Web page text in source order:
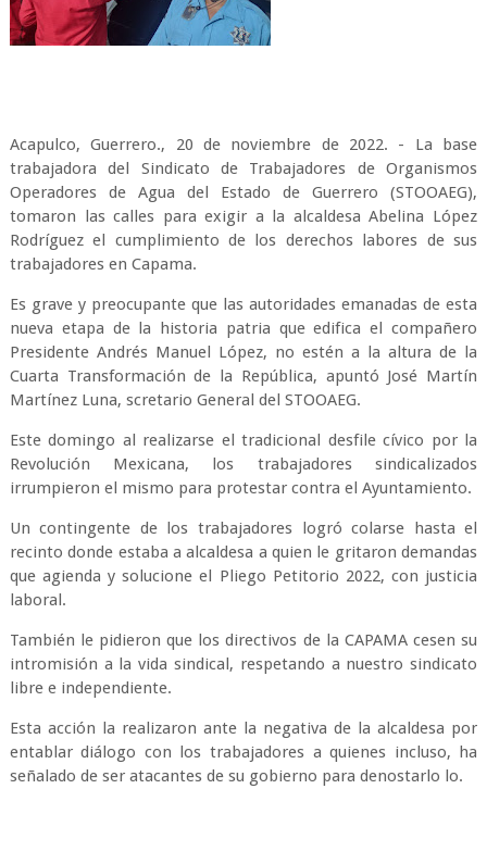
Acapulco, Guerrero., 20 de noviembre de 2022. - La base
trabajadora del Sindicato de Trabajadores de Organismos
Operadores de Agua del Estado de Guerrero (STOOAEG),
tomaron las calles para exigir a la alcaldesa Abelina López
Rodríguez el cumplimiento de los derechos labores de sus
trabajadores en Capama.
Es grave y preocupante que las autoridades emanadas de esta
nueva etapa de la historia patria que edifica el compañero
Presidente Andrés Manuel López, no estén a la altura de la
Cuarta Transformación de la República, apuntó José Martín
Martínez Luna, scretario General del STOOAEG.
Este domingo al realizarse el tradicional desfile cívico por la
Revolución Mexicana, los trabajadores sindicalizados
irrumpieron el mismo para protestar contra el Ayuntamiento.
Un contingente de los trabajadores logró colarse hasta el
recinto donde estaba a alcaldesa a quien le gritaron demandas
que agienda y solucione el Pliego Petitorio 2022, con justicia
laboral.
También le pidieron que los directivos de la CAPAMA cesen su
intromisión a la vida sindical, respetando a nuestro sindicato
libre e independiente.
Esta acción la realizaron ante la negativa de la alcaldesa por
entablar diálogo con los trabajadores a quienes incluso, ha
señalado de ser atacantes de su gobierno para denostarlo lo.